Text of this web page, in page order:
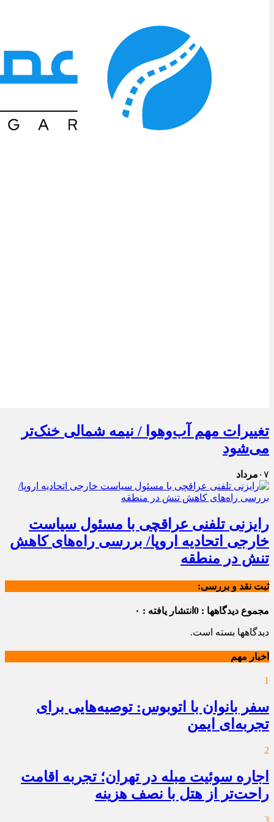
تغییرات مهم آب‌وهوا / نیمه شمالی خنک‌تر
می‌شود
۰۷ مرداد
رایزنی تلفنی عراقچی با مسئول سیاست
خارجی اتحادیه اروپا/ بررسی راه‌های کاهش
تنش در منطقه
ثبت نقد و بررسی:
مجموع دیدگاهها : 0 انتشار یافته : ۰
دیدگاهها بسته است.
اخبار مهم
1
سفر بانوان با اتوبوس: توصیه‌هایی برای
تجربه‌ای ایمن
2
اجاره سوئیت مبله در تهران؛ تجربه اقامت
راحت‌تر از هتل با نصف هزینه
3